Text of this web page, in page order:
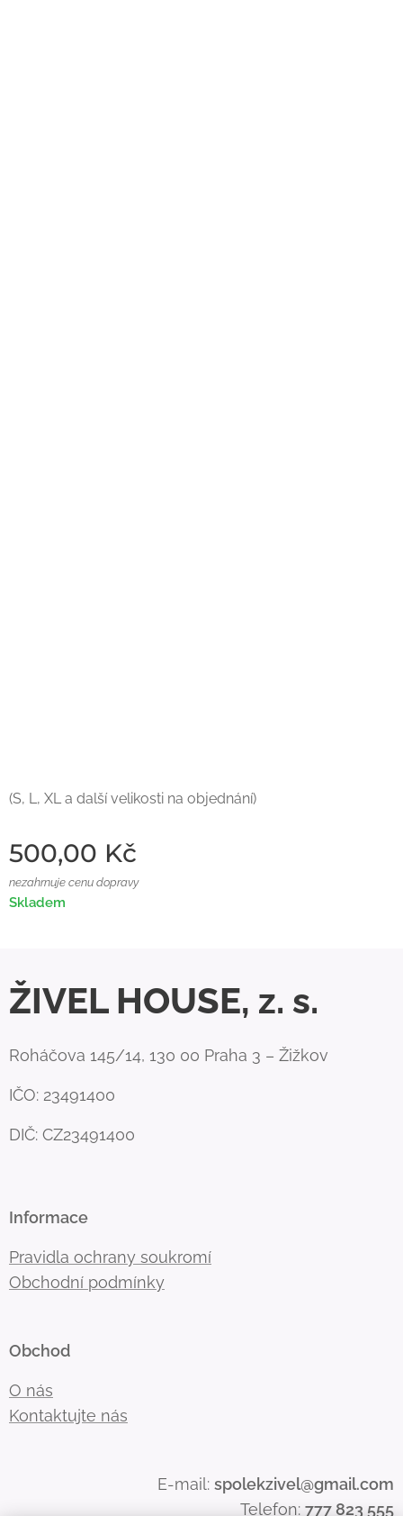
(S, L, XL a další velikosti na objednání)
500,00 Kč
nezahrnuje cenu dopravy
Skladem
ŽIVEL HOUSE, z. s.
Roháčova 145/14, 130 00 Praha 3 – Žižkov
IČO: 23491400
DIČ: CZ23491400
Informace
Pravidla ochrany soukromí
Obchodní podmínky
Obchod
O nás
Kontaktujte nás
E-mail: spolekzivel@gmail.com
Telefon: 777 823 555